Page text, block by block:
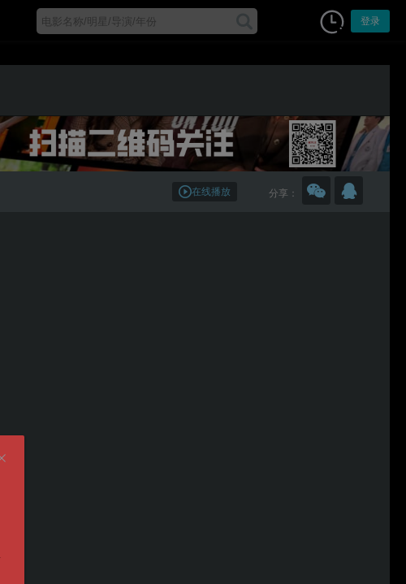
登录
分享：
在线播放